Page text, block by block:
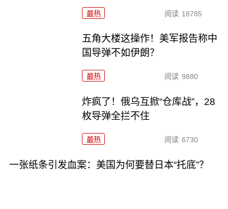
最热 阅读 18785
五角大楼这操作！美军报告称中
国导弹不如伊朗？
最热 阅读 9880
炸疯了！俄乌互掀“仓库战”，28
枚导弹全拦不住
最热 阅读 6730
一张纸条引发血案：美国为何要替日本“托底”？